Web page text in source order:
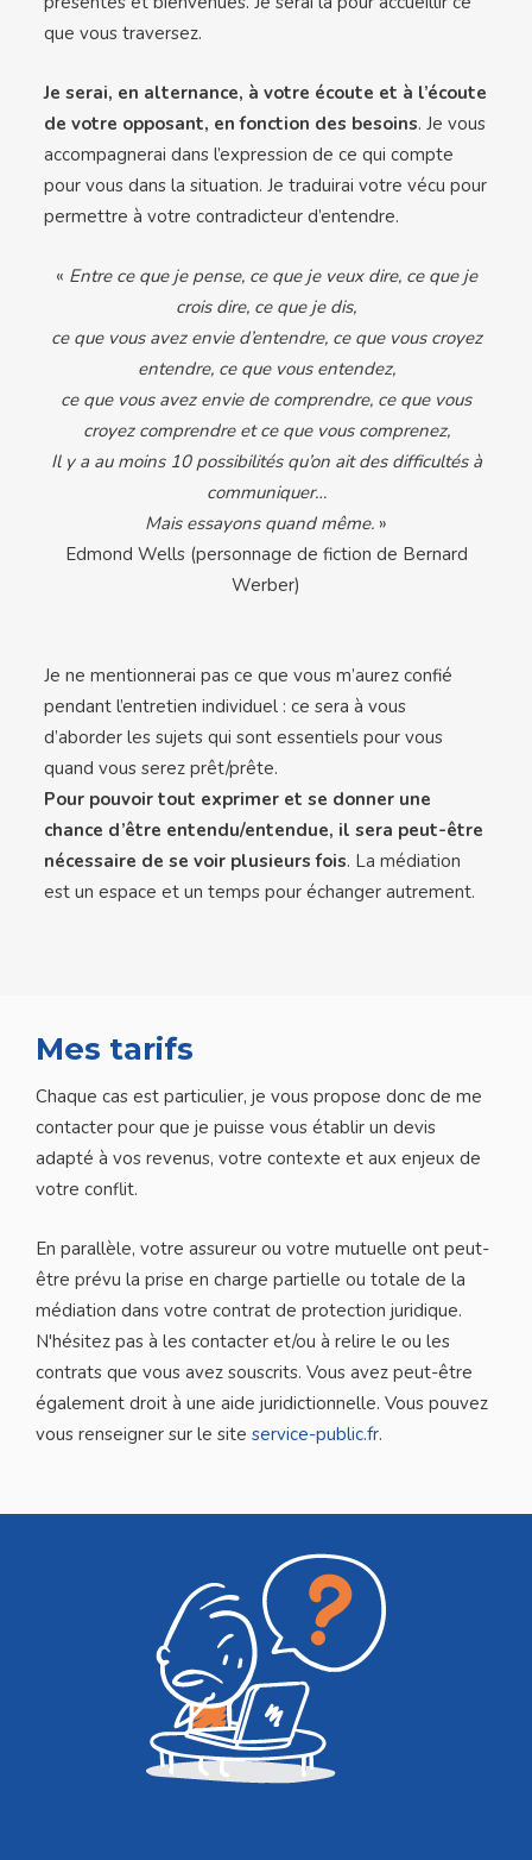
que vous traversez.
Je serai, en alternance, à votre écoute et à l’écoute
de votre opposant, en fonction des besoins. Je vous
accompagnerai dans l’expression de ce qui compte
pour vous dans la situation. Je traduirai votre vécu pour
permettre à votre contradicteur d’entendre.
« Entre ce que je pense, ce que je veux dire, ce que je
crois dire, ce que je dis,
ce que vous avez envie d’entendre, ce que vous croyez
entendre, ce que vous entendez,
ce que vous avez envie de comprendre, ce que vous
croyez comprendre et ce que vous comprenez,
Il y a au moins 10 possibilités qu’on ait des difficultés à
communiquer…
Mais essayons quand même. »
Edmond Wells (personnage de fiction de Bernard
Werber)
Je ne mentionnerai pas ce que vous m’aurez confié
pendant l’entretien individuel : ce sera à vous
d’aborder les sujets qui sont essentiels pour vous
quand vous serez prêt/prête.
Pour pouvoir tout exprimer et se donner une
chance d’être entendu/entendue, il sera peut-être
nécessaire de se voir plusieurs fois. La médiation
est un espace et un temps pour échanger autrement.
Mes tarifs
Chaque cas est particulier, je vous propose donc de me
contacter pour que je puisse vous établir un devis
adapté à vos revenus, votre contexte et aux enjeux de
votre conflit.
En parallèle, votre assureur ou votre mutuelle ont peut-
être prévu la prise en charge partielle ou totale de la
médiation dans votre contrat de protection juridique.
N'hésitez pas à les contacter et/ou à relire le ou les
contrats que vous avez souscrits. Vous avez peut-être
également droit à une aide juridictionnelle. Vous pouvez
vous renseigner sur le site service-public.fr.